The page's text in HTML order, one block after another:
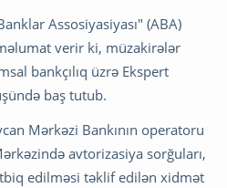
Assosiyasiyası" (ABA)
verir ki, müzakirələr
bankçılıq üzrə Ekspert
baş tutub.
Mərkəzi Bankının operatoru
avtorizasiya sorğuları,
edilməsi təklif edilən xidmət